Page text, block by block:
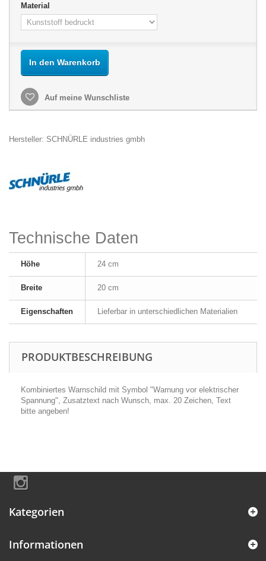
Material
In den Warenkorb
Auf meine Wunschliste
Hersteller: SCHNÜRLE industries gmbh
Technische Daten
Höhe 24 cm
Breite 20 cm
Eigenschaften Lieferbar in unterschiedlichen Materialien
PRODUKTBESCHREIBUNG
Kombiniertes Warnschild mit Symbol "Warnung vor elektrischer
Spannung", Zusatztext nach Wunsch, max. 20 Zeichen, Text
bitte angeben!
Kategorien
Informationen